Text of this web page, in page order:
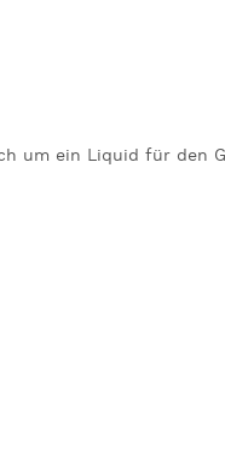
um ein Liquid für den